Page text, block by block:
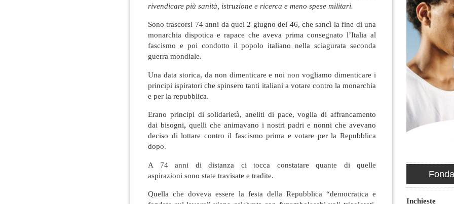
rivendicare più sanità, istruzione e ricerca e meno spese militari.
Sono trascorsi 74 anni da quel 2 giugno del 46, che sancì la fine di una
monarchia dispotica e rapace che aveva prima consegnato l’Italia al
fascismo e poi condotto il popolo italiano nella sciagurata seconda
guerra mondiale.
Una data storica, da non dimenticare e noi non vogliamo dimenticare i
principi ispiratori che spinsero tanti italiani a votare contro la monarchia
e per la repubblica.
Erano principi di solidarietà, aneliti di pace, voglia di affrancamento
dai bisogni, quelli che animavano i nostri padri e nonni che avevano
deciso di lottare contro il fascismo prima e votare per la Repubblica
dopo.
A 74 anni di distanza ci tocca constatare quante di quelle
aspirazioni sono state travisate e tradite.
Quella che doveva essere la festa della Repubblica “democratica e
Inchieste